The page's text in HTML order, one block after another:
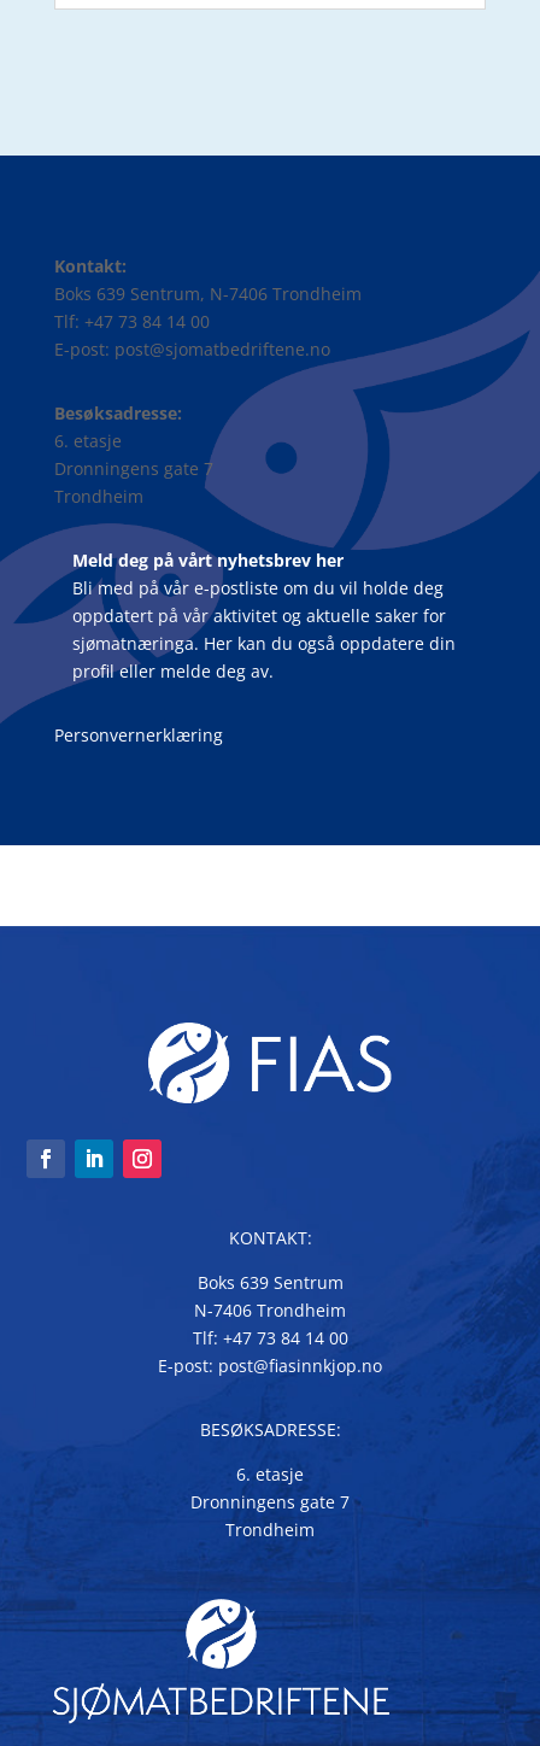
Kontakt:
Boks 639 Sentrum, N-7406 Trondheim
Tlf: +47 73 84 14 00
E-post: post@sjomatbedriftene.no
Besøksadresse:
6. etasje
Dronningens gate 7
Trondheim
Meld deg på vårt nyhetsbrev her
Bli med på vår e-postliste om du vil holde deg
oppdatert på vår aktivitet og aktuelle saker for
sjømatnæringa. Her kan du også oppdatere din
profil eller melde deg av.
Personvernerklæring
KONTAKT:
Boks 639 Sentrum
N-7406 Trondheim
Tlf: +47 73 84 14 00
E-post: post@fiasinnkjop.no
BESØKSADRESSE:
6. etasje
Dronningens gate 7
Trondheim